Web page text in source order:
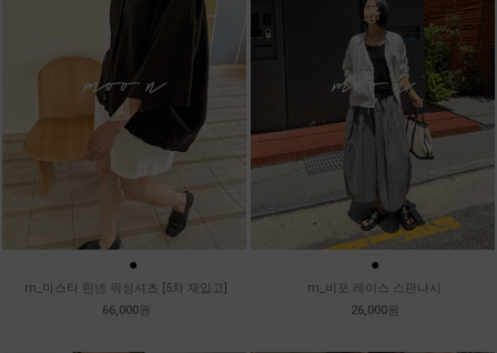
●
m_마스타 린넨 워싱셔츠 [5차 재입고]
66,000원
●
m_비포 레이스 스판나시
26,000원